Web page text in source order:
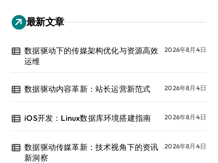
最新文章
数据驱动下的传媒架构优化与资源高效
运维
2026年8月4日
数据驱动内容革新：站长运营新范式 2026年8月4日
iOS开发：Linux数据库环境搭建指南 2026年8月4日
数据驱动传媒革新：技术视角下的资讯
新洞察
2026年8月4日